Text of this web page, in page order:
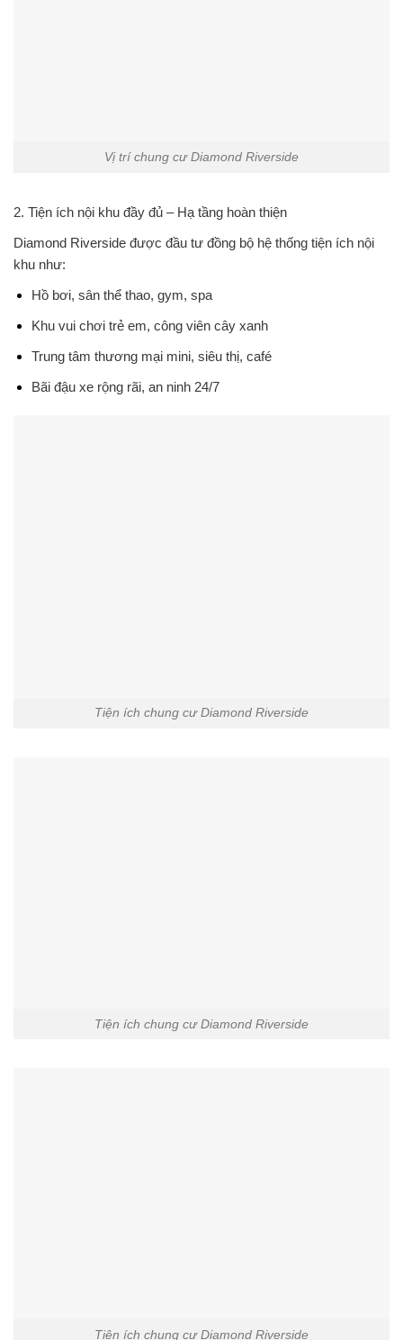
Vị trí chung cư Diamond Riverside
2. Tiện ích nội khu đầy đủ – Hạ tầng hoàn thiện
Diamond Riverside được đầu tư đồng bộ hệ thống tiện ích nội
khu như:
Hồ bơi, sân thể thao, gym, spa
Khu vui chơi trẻ em, công viên cây xanh
Trung tâm thương mại mini, siêu thị, café
Bãi đậu xe rộng rãi, an ninh 24/7
Tiện ích chung cư Diamond Riverside
Tiện ích chung cư Diamond Riverside
Tiện ích chung cư Diamond Riverside